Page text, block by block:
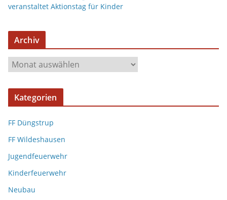
veranstaltet Aktionstag für Kinder
Archiv
r
c
v
Kategorien
FF Düngstrup
FF Wildeshausen
Jugendfeuerwehr
Kinderfeuerwehr
Neubau